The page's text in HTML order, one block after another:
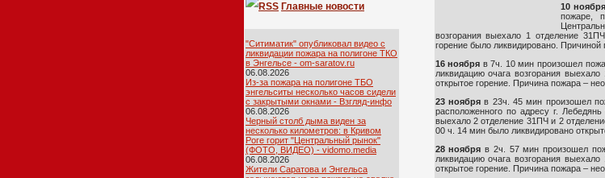
Главные новости
"Ситиматик" опубликовал видео с
ликвидации пожара на полигоне ТКО
в Энгельсе - om-saratov.ru
06.08.2026
Из-за пожара на полигоне ТБО
энгельситы несколько часов сидели
с закрытыми окнами - Взгляд-инфо
06.08.2026
Черный столб дыма виден за
несколько километров: в Кривом
Роге горит "Центральный рынок"
(ФОТО, ВИДЕО) - vidomo.media
06.08.2026
Жители Саратова и Энгельса
10 ноября
пожаре,
возгорания выехало 1 отделение
горение было ликвидировано.
16 ноября в 7ч. 10 мин произошел
ликвидацию очага возгорания
открытое горение. Причина пожара –
23 ноябряв 23ч. 45 мин произошел
расположенного по адресу г.
выехало 2 отделение 31ПЧ и 2
00 ч. 14 мин было ликвидировано
28 ноября в 2ч. 57 мин произошел
ликвидацию очага возгорания
открытое горение. Причина пожара –